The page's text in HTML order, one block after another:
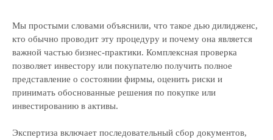
Мы простыми словами объяснили, что такое дью дилидженс,
кто обычно проводит эту процедуру и почему она является
важной частью бизнес-практики. Комплексная проверка
позволяет инвестору или покупателю получить полное
представление о состоянии фирмы, оценить риски и
принимать обоснованные решения по покупке или
инвестированию в активы.
Экспертиза включает последовательный сбор документов,
Блог
Контакты
Аудит
Навигация